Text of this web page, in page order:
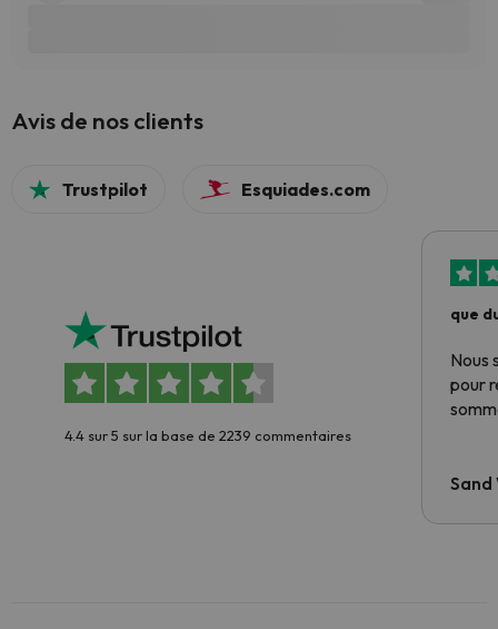
Avis de nos clients
Trustpilot Esquiades.com
4.4 sur 5 sur la base de 2239 commentaires
que
Nous
pour
Sand